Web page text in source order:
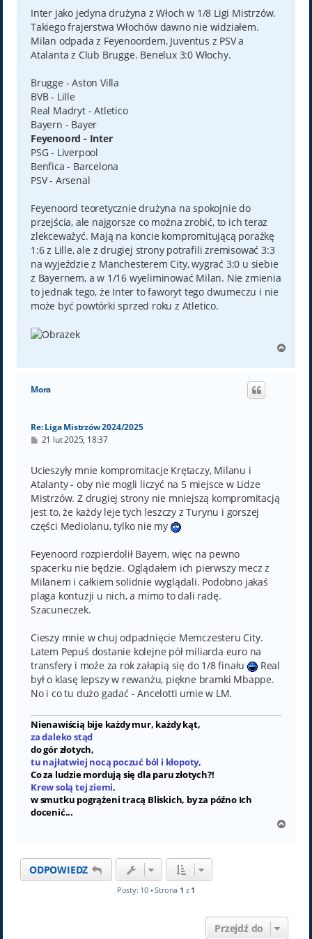
t
Inter jako jedyna drużyna z Włoch w 1/8 Ligi Mistrzów.
Takiego frajerstwa Włochów dawno nie widziałem.
Milan odpada z Feyenoordem, Juventus z PSV a
Atalanta z Club Brugge. Benelux 3:0 Włochy.
Brugge - Aston Villa
BVB - Lille
Real Madryt - Atletico
Bayern - Bayer
Feyenoord - Inter
PSG - Liverpool
Benfica - Barcelona
PSV - Arsenal
Feyenoord teoretycznie drużyna na spokojnie do
przejścia, ale najgorsze co można zrobić, to ich teraz
zlekceważyć. Mają na koncie kompromitującą porażkę
1:6 z Lille, ale z drugiej strony potrafili zremisować 3:3
na wyjeździe z Manchesterem City, wygrać 3:0 u siebie
z Bayernem, a w 1/16 wyeliminować Milan. Nie zmienia
to jednak tego, że Inter to faworyt tego dwumeczu i nie
może być powtórki sprzed roku z Atletico.
g
Mora
Re: Liga Mistrzów 2024/2025
P
t
21 lut 2025, 18:37
Ucieszyły mnie kompromitacje Krętaczy, Milanu i
Atalanty - oby nie mogli liczyć na 5 miejsce w Lidze
Mistrzów. Z drugiej strony nie mniejszą kompromitacją
jest to, że każdy leje tych leszczy z Turynu i gorszej
części Mediolanu, tylko nie my
Feyenoord rozpierdolił Bayern, więc na pewno
spacerku nie będzie. Oglądałem ich pierwszy mecz z
Milanem i całkiem solidnie wyglądali. Podobno jakaś
plaga kontuzji u nich, a mimo to dali radę.
Szacuneczek.
Cieszy mnie w chuj odpadnięcie Memczesteru City.
Latem Pepuś dostanie kolejne pół miliarda euro na
transfery i może za rok załapią się do 1/8 finału
Real
był o klasę lepszy w rewanżu, piękne bramki Mbappe.
No i co tu dużo gadać - Ancelotti umie w LM.
Nienawiścią bije każdy mur, każdy kąt,
za daleko stąd
do gór złotych,
tu najłatwiej nocą poczuć ból i kłopoty,
Co za ludzie mordują się dla paru złotych?!
Krew solą tej ziemi,
w smutku pogrążeni tracą Bliskich, by za późno Ich
docenić...
ODPOWIEDZ
Posty: 10 • Strona 1 z 1
Przejdź do